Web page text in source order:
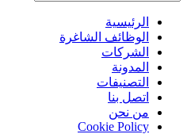
الرئيسية
الوظائف الشاغرة
الشركات
المدونة
التصنيفات
اتصل بنا
من نحن
Cookie Policy